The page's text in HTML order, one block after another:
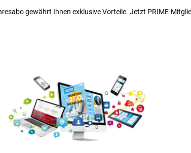
gewährt Ihnen exklusive Vorteile. Jetzt PRIME-